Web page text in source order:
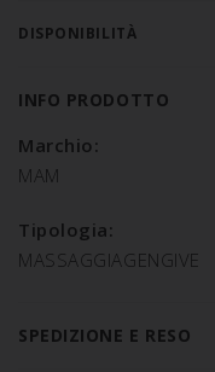
DISPONIBILITÀ
INFO PRODOTTO
Marchio:
MAM
Tipologia:
MASSAGGIAGENGIVE
SPEDIZIONE E RESO